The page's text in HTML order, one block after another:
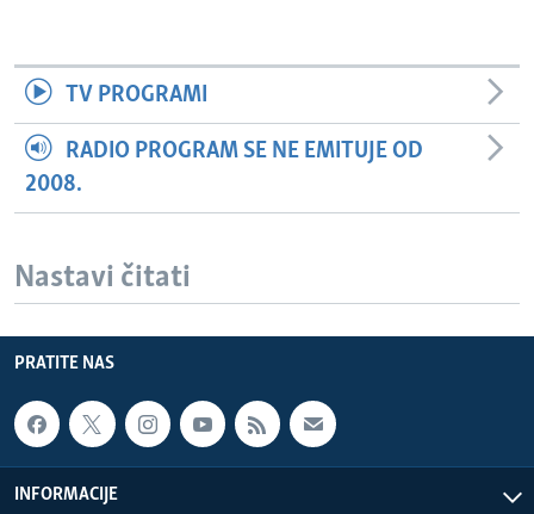
TV PROGRAMI
RADIO PROGRAM SE NE EMITUJE OD
2008.
Nastavi čitati
PRATITE NAS
INFORMACIJE